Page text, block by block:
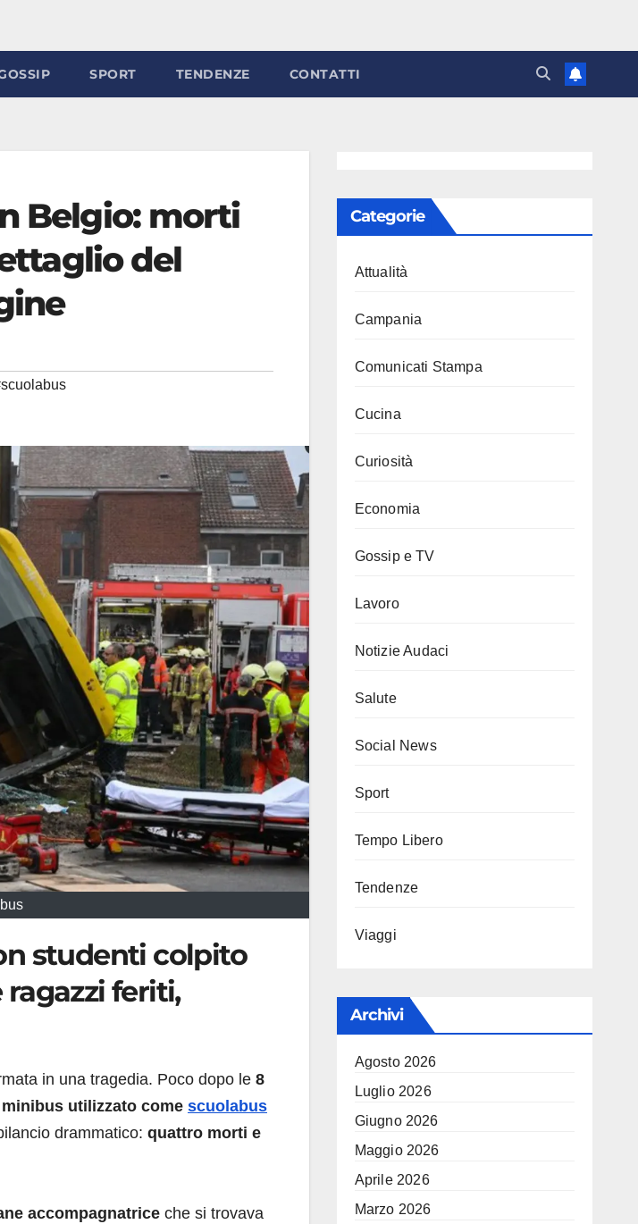
SPORT TENDENZE CONTATTI
Belgio: morti
del
studenti colpito
feriti,
in una tragedia. Poco dopo le 8
minibus utilizzato come scuolabus
drammatico: quattro morti e
accompagnatrice che si trovava
Categorie
Attualità
Campania
Comunicati Stampa
Cucina
Curiosità
Economia
Gossip e TV
Lavoro
Notizie Audaci
Salute
Social News
Sport
Tempo Libero
Tendenze
Viaggi
Archivi
Agosto 2026
Luglio 2026
Giugno 2026
Maggio 2026
Aprile 2026
Marzo 2026